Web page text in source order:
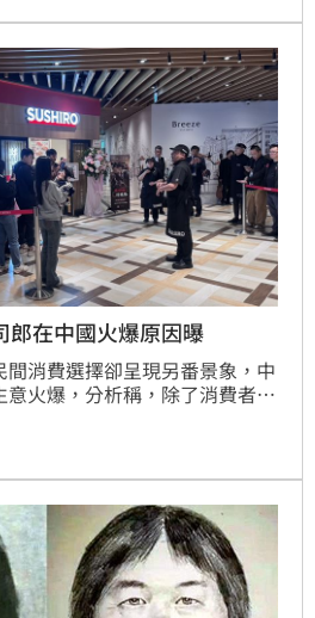
在中國火爆原因曝
消費選擇卻呈現另番景象，中
火爆，分析稱，除了消費者日